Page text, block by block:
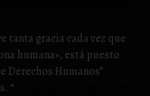
tanta gracia cada vez que
humana», está puesto
Derechos Humanos”
“